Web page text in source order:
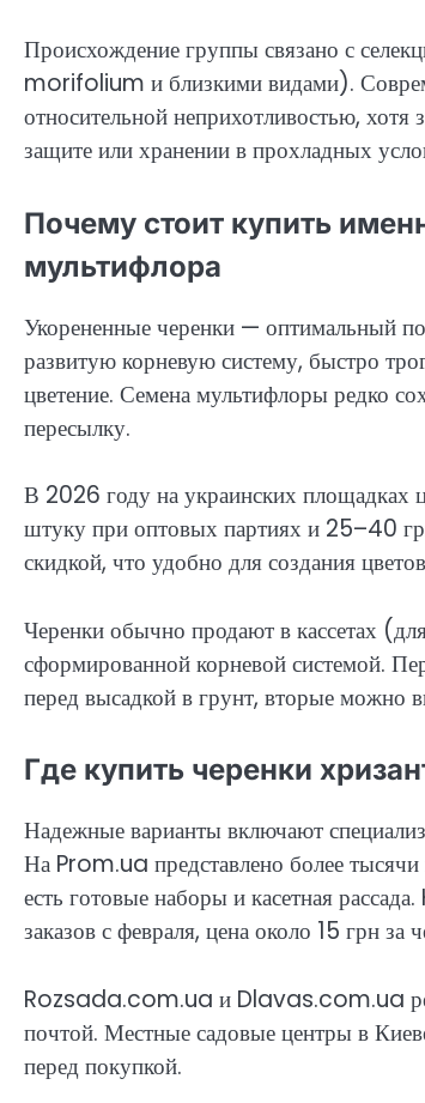
Происхождение группы связано с
morifolium и близкими видами).
относительной неприхотливостью,
защите или хранении в прохладных
Почему стоит купить
мультифлора
Укорененные черенки — оптимальный
развитую корневую систему, быстро
цветение. Семена мультифлоры редко
пересылку.
В 2026 году на украинских площадках
штуку при оптовых партиях и 25–40
скидкой, что удобно для создания
Черенки обычно продают в кассетах
сформированной корневой системой.
перед высадкой в грунт, вторые можно
Где купить черенки
Надежные варианты включают
На Prom.ua представлено более
есть готовые наборы и касетная
заказов с февраля, цена около 15 грн
Rozsada.com.ua и Dlavas.com.ua
почтой. Местные садовые центры в
перед покупкой.